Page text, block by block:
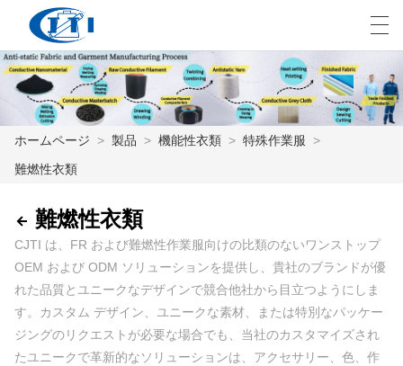
ホームページ
製品
カスタマイズ
私たちについて
ニュース
العربية česky Deutsch English
ホームページ > 製品 > 機能性衣類 > 特殊作業服 >
難燃性衣類
難燃性衣類
CJTI は、FR および難燃性作業服向けの比類のないワンストップ
OEM および ODM ソリューションを提供し、貴社のブランドが優
れた品質とユニークなデザインで競合他社から目立つようにしま
す。カスタム デザイン、ユニークな素材、または特別なパッケー
ジングのリクエストが必要な場合でも、当社のカスタマイズされ
たユニークで革新的なソリューションは、アクセサリー、色、作